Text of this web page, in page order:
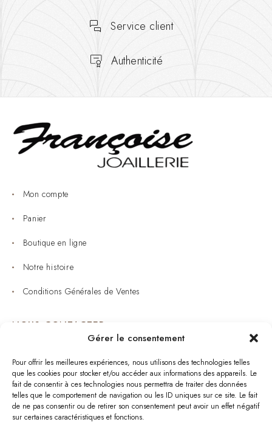
Gérer le consentement
Pour offrir les meilleures expériences, nous utilisons des technologies telles
que les cookies pour stocker et/ou accéder aux informations des appareils. Le
fait de consentir à ces technologies nous permettra de traiter des données
telles que le comportement de navigation ou les ID uniques sur ce site. Le fait
de ne pas consentir ou de retirer son consentement peut avoir un effet négatif
sur certaines caractéristiques et fonctions.
Service client
Authenticité
Mon compte
Panier
Boutique en ligne
Notre histoire
Conditions Générales de Ventes
NOUS CONTACTER
Bijouterie : 05 53 53 64 11
Mardi au Samedi: 09:00 - 19:00
bijouterie.lavergne@orange.fr